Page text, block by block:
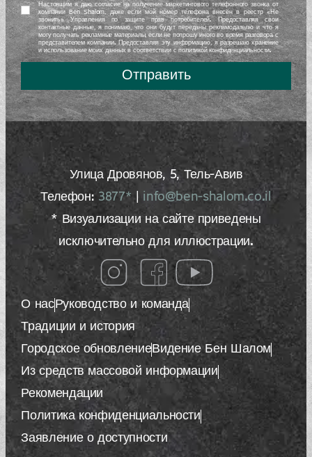
Настоящим я даю согласие на получение маркетингового телефонного звонка от
компании Ben Shalom, даже если мой номер телефона внесён в реестр «Не
звонить» Управления по защите прав потребителей. Предоставляя свои
контактные данные, я понимаю, что они будут переданы рекламодателю и что я
могу получать рекламные материалы, если не попрошу иного во время разговора с
представителем компании. Предоставляя эту информацию, я разрешаю хранение
и использование моих данных в соответствии с политикой конфиденциальности.
Отправить
Улица Дровянов, 5, Тель-Авив
Телефон: 3877*| info@ben-shalom.co.il
* Визуализации на сайте приведены
исключительно для иллюстрации.
О насРуководство и команда
Традиции и история
Городское обновлениеВидение Бен Шалом
Из средств массовой информации
Рекомендации
Политика конфиденциальности
Заявление о доступности